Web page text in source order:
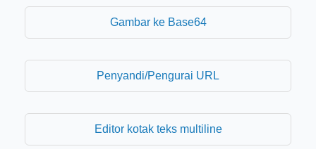
Gambar ke Base64
Penyandi/Pengurai URL
Editor kotak teks multiline